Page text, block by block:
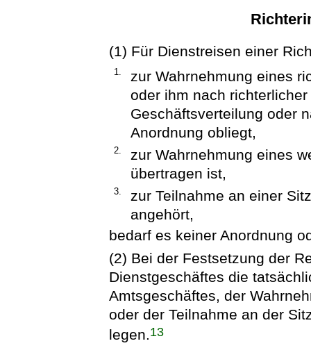
(1) Für Dienstreisen einer
1.
zur Wahrnehmung eines
oder ihm nach
Geschäftsverteilung oder
Anordnung obliegt,
2.
zur Wahrnehmung eines
übertragen ist,
3.
zur Teilnahme an einer
angehört,
bedarf es keiner Anordnung
(2) Bei der Festsetzung der
Dienstgeschäftes die
Amtsgeschäftes, der
oder der Teilnahme an der
legen.13